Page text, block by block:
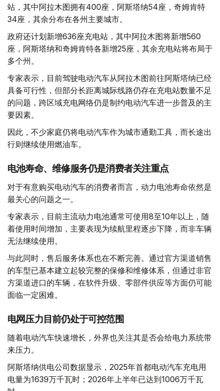
站，其中阿拉木图拥有400座，阿斯塔纳54座，奇姆肯特
34座，其余分布在各州主要城市。
政府还计划新增636座充电站，其中阿拉木图将新增560
座，阿斯塔纳和奇姆肯特各新增25座，其余充电站将布局于
多个州。
专家表示，目前驾驶电动汽车从阿拉木图前往阿斯塔纳已经
具备可行性，但部分长距离城际线路仍存在充电站数量不足
的问题，跨区域充电网络仍是制约电动汽车进一步普及的主
要因素。
因此，不少家庭仍将电动汽车作为城市通勤工具，而长途出
行则继续使用燃油车。
电池寿命、维修服务仍是消费者关注重点
对于有意购买电动汽车的消费者而言，动力电池寿命依然是
最关心的问题之一。
专家表示，目前主流动力电池通常可使用8至10年以上，随
着使用时间增加，主要表现为续航里程逐步下降，而非车辆
无法继续使用。
与此同时，售后服务体系也在不断完善。通过官方渠道销售
的车型已基本建立起较完整的保修和维修体系，但通过非官
方渠道进口的车辆，在软件升级、零部件供应等方面仍可能
面临一定困难。
电网压力目前仍处于可控范围
随着电动汽车快速增长，外界也关注其是否会给电力系统带
来压力。
阿斯塔纳供电公司数据显示，2025年首都电动汽车充电用
电量为1639万千瓦时；2026年上半年已达到1006万千瓦